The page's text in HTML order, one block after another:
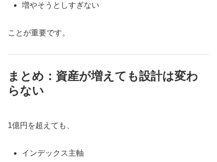
増やそうとしすぎない
ことが重要です。
まとめ：資産が増えても設計は変わ
らない
1億円を超えても、
インデックス主軸